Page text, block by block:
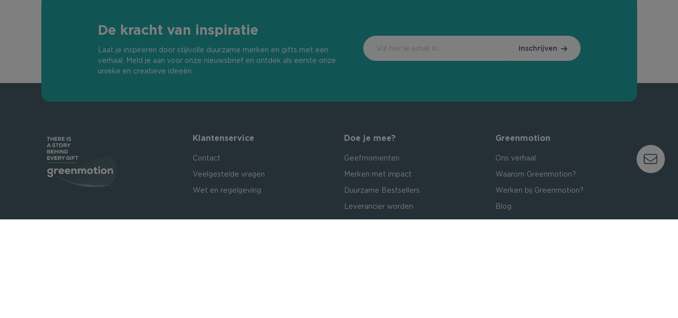
De kracht van inspiratie
Laat je inspireren door stijlvolle duurzame merken en gifts met een
verhaal. Meld je aan voor onze nieuwsbrief en ontdek als eerste onze
unieke en creatieve ideeën.
Inschrijven
Klantenservice
Contact
Veelgestelde vragen
Wet en regelgeving
Doe je mee?
Geefmomenten
Merken met impact
Duurzame Bestsellers
Leverancier worden
Greenmotion
Ons verhaal
Waarom Greenmotion?
Werken bij Greenmotion?
Blog